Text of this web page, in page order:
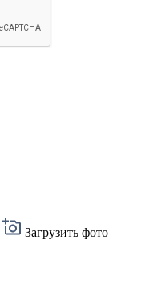
Загрузить фото